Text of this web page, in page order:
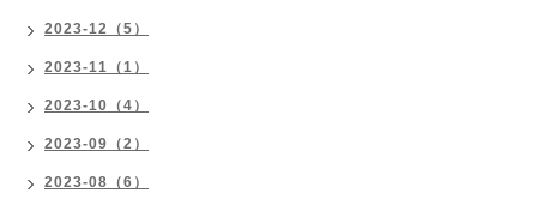
2023-12（5）
2023-11（1）
2023-10（4）
2023-09（2）
2023-08（6）